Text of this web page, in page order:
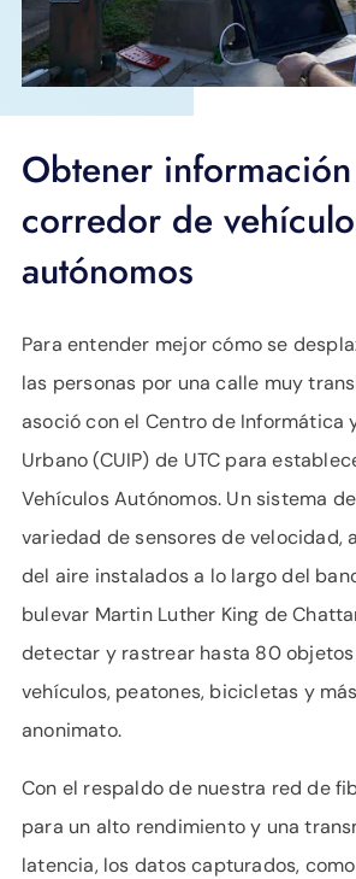
Obtener
corredor de
autónomos
Para entender mejor cómo se
las personas por una calle muy
asoció con el Centro de Informática
Urbano (CUIP) de UTC para
Vehículos Autónomos. Un sistema
variedad de sensores de velocidad,
del aire instalados a lo largo del
bulevar Martin Luther King de
detectar y rastrear hasta 80
vehículos, peatones, bicicletas y
anonimato.
Con el respaldo de nuestra red de
para un alto rendimiento y una
latencia, los datos capturados,